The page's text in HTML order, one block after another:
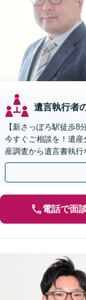
遺言執行者
【新さっぽろ駅徒歩
今すぐご相談を！遺
産調査から遺言書執行
が窓口になりストレス
電話で面